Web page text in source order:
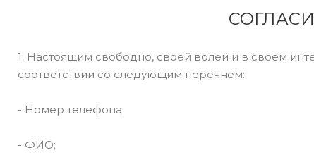
1. Настоящим свободно, своей волей и в своем
соответствии со следующим перечнем:
- Номер телефона;
- ФИО;